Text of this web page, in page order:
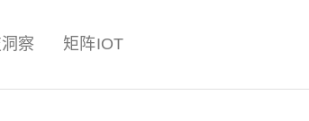
人工智能,机器人,区
察 矩阵IOT